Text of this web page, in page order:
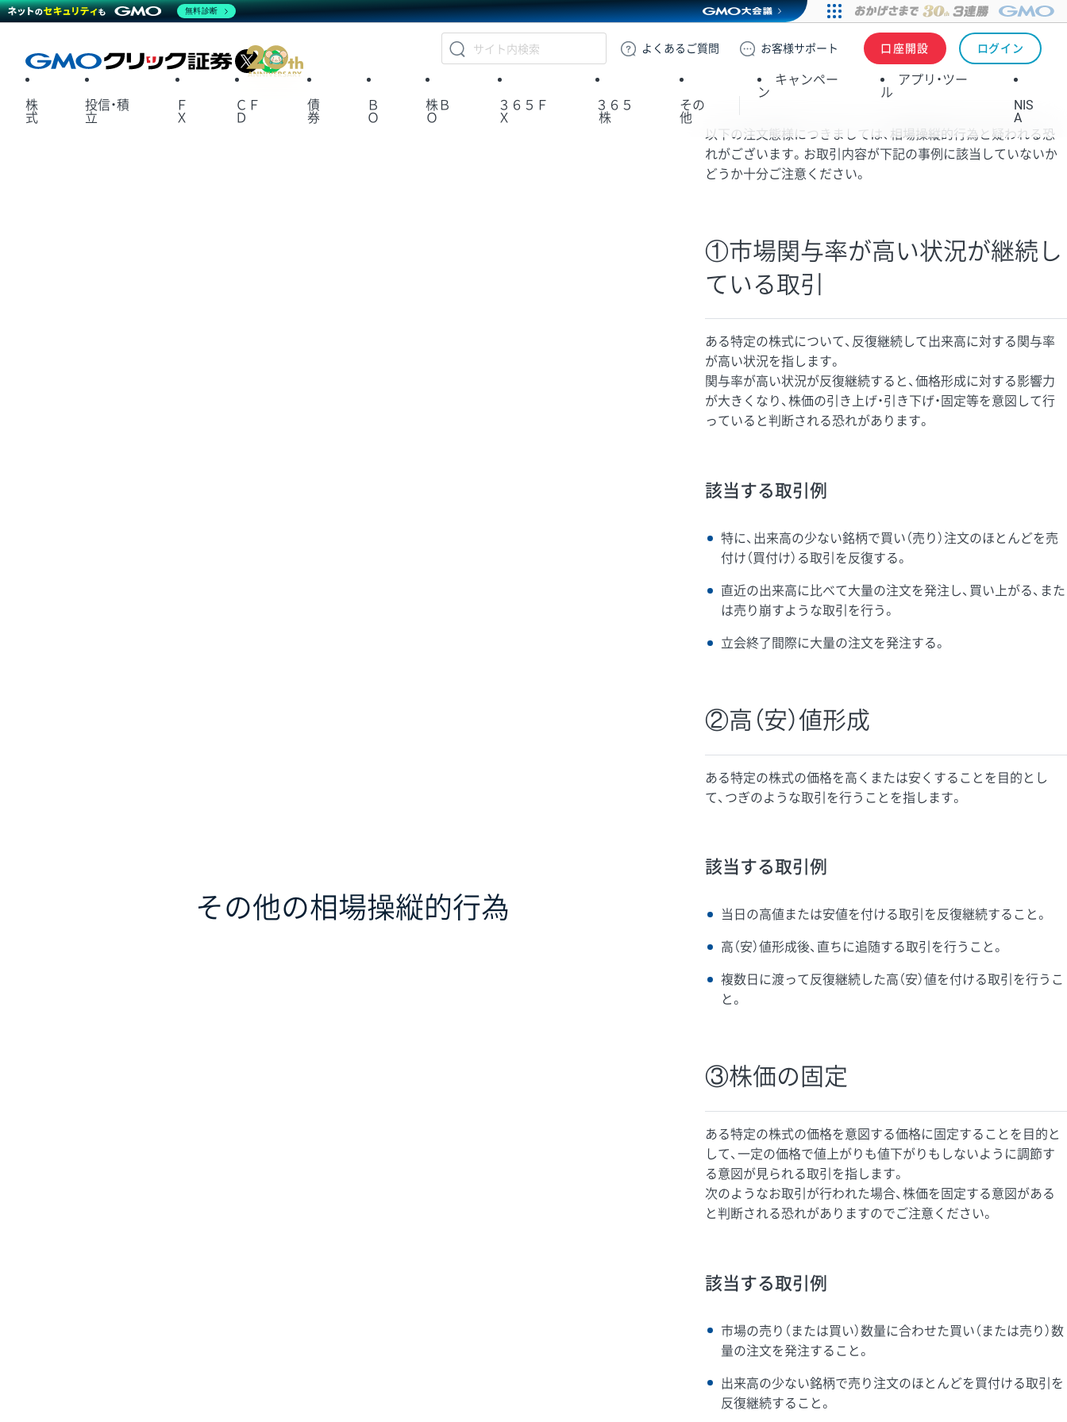
GMOクリック証券
よくある ご質問 お客様サポート 口座開設 ログイン
X
株
式
投信・積
立
Ｆ
Ｘ
ＣＦ
Ｄ
債
券
Ｂ
Ｏ
株Ｂ
Ｏ
３６５Ｆ
Ｘ
３６５
株
その
他
キャンペー
ン
アプリ・ツー
ル
NIS
A
その他の相場操縦的行為
以下の注文態様につきましては、相場操縦的行為と疑われる恐
れがございます。お取引内容が下記の事例に該当していないか
どうか十分ご注意ください。
①市場関与率が高い状況が継続し
ている取引
ある特定の株式について、反復継続して出来高に対する関与率
が高い状況を指します。
関与率が高い状況が反復継続すると、価格形成に対する影響力
が大きくなり、株価の引き上げ・引き下げ・固定等を意図して行
っていると判断される恐れがあります。
該当する取引例
特に、出来高の少ない銘柄で買い（売り）注文のほとんどを売
付け（買付け）る取引を反復する。
直近の出来高に比べて大量の注文を発注し、買い上がる、また
は売り崩すような取引を行う。
立会終了間際に大量の注文を発注する。
②高（安）値形成
ある特定の株式の価格を高くまたは安くすることを目的とし
て、つぎのような取引を行うことを指します。
該当する取引例
当日の高値または安値を付ける取引を反復継続すること。
高（安）値形成後、直ちに追随する取引を行うこと。
複数日に渡って反復継続した高（安）値を付ける取引を行うこ
と。
③株価の固定
ある特定の株式の価格を意図する価格に固定することを目的と
して、一定の価格で値上がりも値下がりもしないように調節す
る意図が見られる取引を指します。
次のようなお取引が行われた場合、株価を固定する意図がある
と判断される恐れがありますのでご注意ください。
該当する取引例
市場の売り（または買い）数量に合わせた買い（または売り）数
量の注文を発注すること。
出来高の少ない銘柄で売り注文のほとんどを買付ける取引を
反復継続すること。
無料診断